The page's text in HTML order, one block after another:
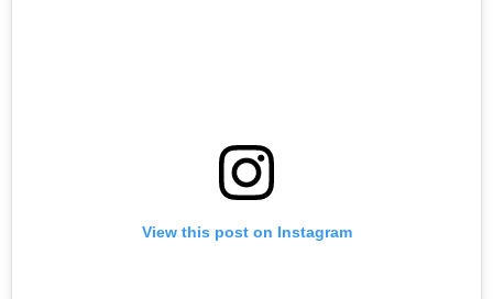
View this post on Instagram